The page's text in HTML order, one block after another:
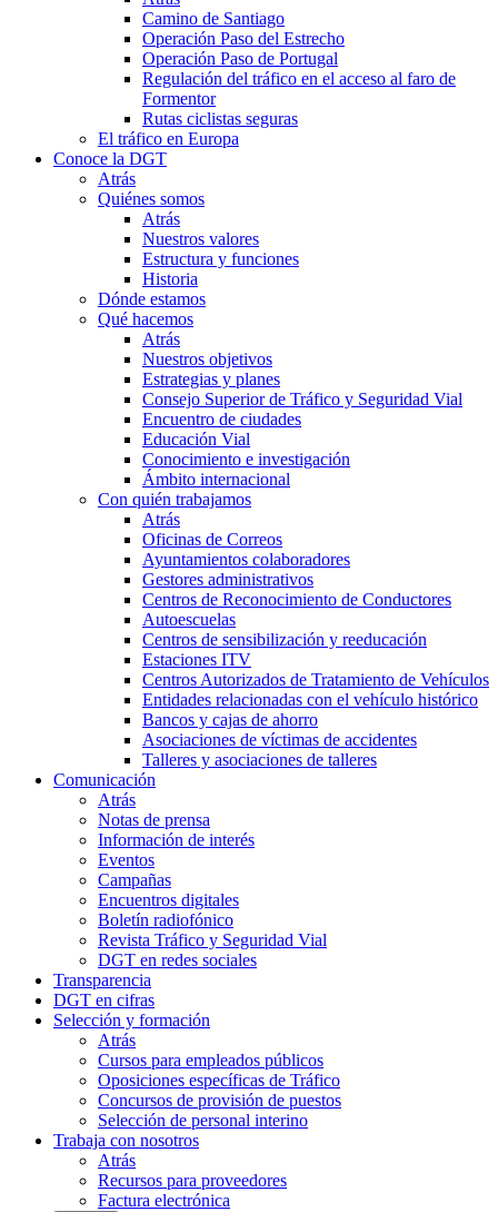
Camino de Santiago
Operación Paso del Estrecho
Operación Paso de Portugal
Regulación del tráfico en el acceso al faro de
Formentor
Rutas ciclistas seguras
El tráfico en Europa
Conoce la DGT
Atrás
Quiénes somos
Atrás
Nuestros valores
Estructura y funciones
Historia
Dónde estamos
Qué hacemos
Atrás
Nuestros objetivos
Estrategias y planes
Consejo Superior de Tráfico y Seguridad Vial
Encuentro de ciudades
Educación Vial
Conocimiento e investigación
Ámbito internacional
Con quién trabajamos
Atrás
Oficinas de Correos
Ayuntamientos colaboradores
Gestores administrativos
Centros de Reconocimiento de Conductores
Autoescuelas
Centros de sensibilización y reeducación
Estaciones ITV
Centros Autorizados de Tratamiento de Vehículos
Entidades relacionadas con el vehículo histórico
Bancos y cajas de ahorro
Asociaciones de víctimas de accidentes
Talleres y asociaciones de talleres
Comunicación
Atrás
Notas de prensa
Información de interés
Eventos
Campañas
Encuentros digitales
Boletín radiofónico
Revista Tráfico y Seguridad Vial
DGT en redes sociales
Transparencia
DGT en cifras
Selección y formación
Atrás
Cursos para empleados públicos
Oposiciones específicas de Tráfico
Concursos de provisión de puestos
Selección de personal interino
Trabaja con nosotros
Atrás
Recursos para proveedores
Factura electrónica